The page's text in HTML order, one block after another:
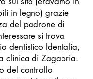
in legno) grazie
del padrone di
si trova
dentistico Identalia,
clinica di Zagabria.
del controllo